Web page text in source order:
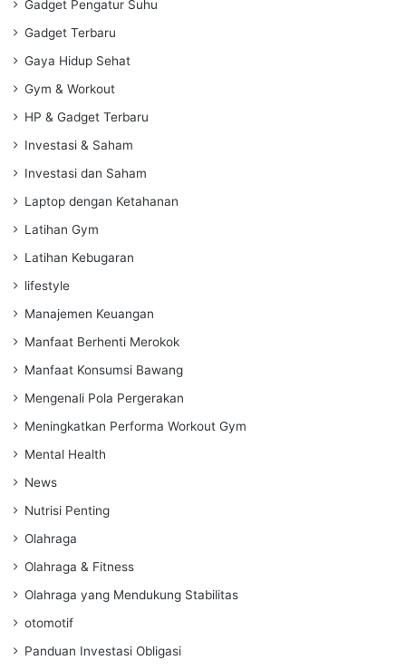
Gadget Pengatur Suhu
Gadget Terbaru
Gaya Hidup Sehat
Gym & Workout
HP & Gadget Terbaru
Investasi & Saham
Investasi dan Saham
Laptop dengan Ketahanan
Latihan Gym
Latihan Kebugaran
lifestyle
Manajemen Keuangan
Manfaat Berhenti Merokok
Manfaat Konsumsi Bawang
Mengenali Pola Pergerakan
Meningkatkan Performa Workout Gym
Mental Health
News
Nutrisi Penting
Olahraga
Olahraga & Fitness
Olahraga yang Mendukung Stabilitas
otomotif
Panduan Investasi Obligasi